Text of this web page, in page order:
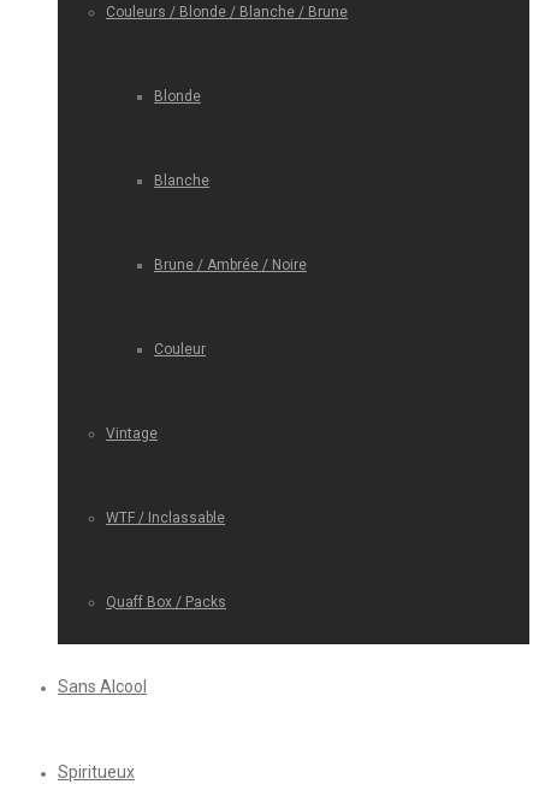
Couleurs / Blonde / Blanche / Brune
Blonde
Blanche
Brune / Ambrée / Noire
Couleur
Vintage
WTF / Inclassable
Quaff Box / Packs
Sans Alcool
Spiritueux